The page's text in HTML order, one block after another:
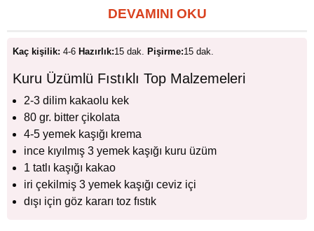
DEVAMINI OKU
Kaç kişilik: 4-6 Hazırlık:15 dak. Pişirme:15 dak.
Kuru Üzümlü Fıstıklı Top Malzemeleri
2-3 dilim kakaolu kek
80 gr. bitter çikolata
4-5 yemek kaşığı krema
ince kıyılmış 3 yemek kaşığı kuru üzüm
1 tatlı kaşığı kakao
iri çekilmiş 3 yemek kaşığı ceviz içi
dışı için göz kararı toz fıstık